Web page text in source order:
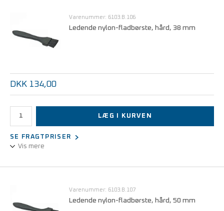
Varenummer: 6103.B.106
Ledende nylon-fladbørste, hård, 38 mm
DKK 134,00
LÆG I KURVEN
SE FRAGTPRISER
Vis mere
Varenummer: 6103.B.107
Ledende nylon-fladbørste, hård, 50 mm